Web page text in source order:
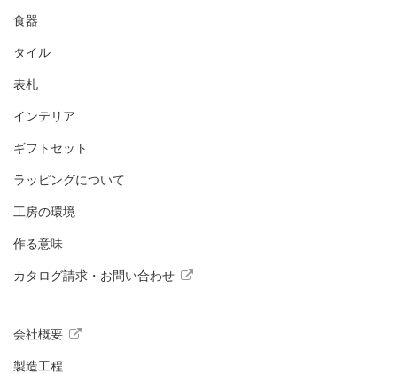
食器
タイル
表札
インテリア
ギフトセット
ラッピングについて
工房の環境
作る意味
カタログ請求・お問い合わせ
会社概要
製造工程